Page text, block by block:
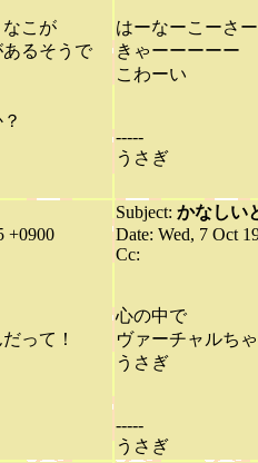
こが
るそうで
はーなーこーさ
きゃーーーーー
こわーい
-----
うさぎ
+0900
って！
Subject: かなしい
Date: Wed, 7 Oct
Cc:
心の中で
ヴァーチャルち
うさぎ
-----
うさぎ